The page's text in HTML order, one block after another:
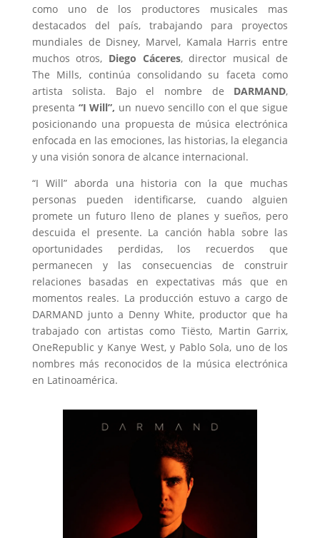
como uno de los productores musicales mas
destacados del país, trabajando para proyectos
mundiales de Disney, Marvel, Kamala Harris entre
muchos otros, Diego Cáceres, director musical de
The Mills, continúa consolidando su faceta como
artista solista. Bajo el nombre de DARMAND,
presenta “I Will”, un nuevo sencillo con el que sigue
posicionando una propuesta de música electrónica
enfocada en las emociones, las historias, la elegancia
y una visión sonora de alcance internacional.
“I Will” aborda una historia con la que muchas
personas pueden identificarse, cuando alguien
promete un futuro lleno de planes y sueños, pero
descuida el presente. La canción habla sobre las
oportunidades perdidas, los recuerdos que
permanecen y las consecuencias de construir
relaciones basadas en expectativas más que en
momentos reales. La producción estuvo a cargo de
DARMAND junto a Denny White, productor que ha
trabajado con artistas como Tiësto, Martin Garrix,
OneRepublic y Kanye West, y Pablo Sola, uno de los
nombres más reconocidos de la música electrónica
en Latinoamérica.